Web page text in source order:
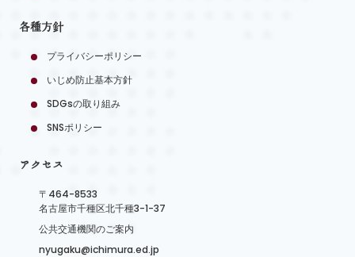
各種方針
プライバシーポリシー
いじめ防止基本方針
SDGsの取り組み
SNSポリシー
アクセス
〒464-8533
名古屋市千種区北千種3-1-37
公共交通機関のご案内
nyugaku@ichimura.ed.jp